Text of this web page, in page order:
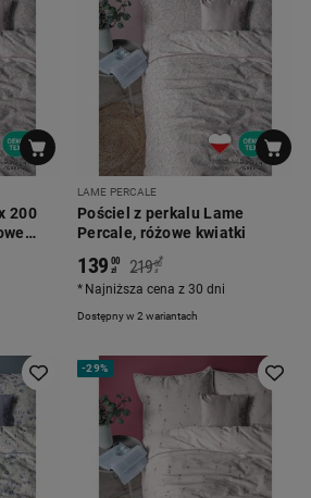
200
LAME PERCALE
Pościel z perkalu Lame
Percale, różowe kwiatki
Dostępny w 2 wariantach
139 00
zł 219 00
zł
*
Najniższa cena z 30 dni
-29%